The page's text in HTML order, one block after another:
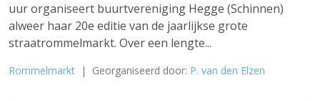
uur organiseert buurtvereniging Hegge (Schinnen)
alweer haar 20e editie van de jaarlijkse grote
straatrommelmarkt. Over een lengte...
Rommelmarkt | Georganiseerd door: P. van den Elzen